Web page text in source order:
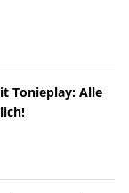
Tonieplay: Alle